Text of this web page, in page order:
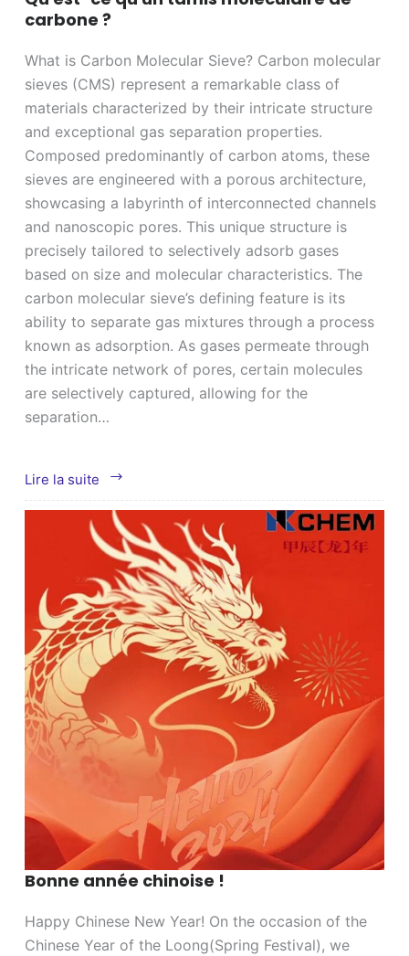
carbone ?
What is Carbon Molecular Sieve? Carbon molecular
sieves (CMS) represent a remarkable class of
materials characterized by their intricate structure
and exceptional gas separation properties.
Composed predominantly of carbon atoms, these
sieves are engineered with a porous architecture,
showcasing a labyrinth of interconnected channels
and nanoscopic pores. This unique structure is
precisely tailored to selectively adsorb gases
based on size and molecular characteristics. The
carbon molecular sieve’s defining feature is its
ability to separate gas mixtures through a process
known as adsorption. As gases permeate through
the intricate network of pores, certain molecules
are selectively captured, allowing for the
separation…
Lire la suite
Qu'est-
ce
qu'un
tamis
moléculaire
de
carbone
?
Bonne année chinoise !
Happy Chinese New Year! On the occasion of the
Chinese Year of the Loong(Spring Festival), we